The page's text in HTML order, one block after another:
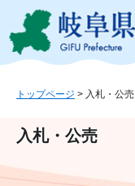
ジ
ュ
文
トップページ > 入札・公売
入札・公売